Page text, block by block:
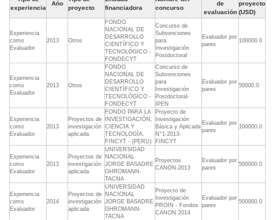
experiencia
Ańo
proyecto
financiadora
concurso
de
evaluación
proyecto
(USD)
Experiencia
como
Evaluador
2013 Otros
FONDO
NACIONAL DE
DESARROLLO
CIENTÍFICO Y
TECNOLÓGICO -
FONDECYT
Concurso de
Subvenciones
para
Investigación
Postdoctoral
Evaluador por
pares
100000.0
Experiencia
como
Evaluador
2013 Otros
FONDO
NACIONAL DE
DESARROLLO
CIENTÍFICO Y
TECNOLÓGICO -
FONDECYT
Concurso de
Subvenciones
para
Investigación
Postdoctoral-
IPEN
Evaluador por
pares
50000.0
Experiencia
como
Evaluador
2013
Proyectos de
investigación
aplicada
FONDO PARA LA
INVESTIGACIÓN,
CIENCIA Y
TECNOLOGÍA,
FINCYT - (PERU)
Proyecto de
Investigación
Básica y Aplicada
N°1-2013-
FINCYT
Evaluador por
pares
100000.0
Experiencia
como
Evaluador
2013
Proyectos de
investigación
aplicada
UNIVERSIDAD
NACIONAL
JORGE BASADRE
GHROMANN-
TACNA
Proyectos
CANON-2013
Evaluador por
pares
500000.0
Experiencia
como
Evaluador
2014
Proyectos de
investigación
aplicada
UNIVERSIDAD
NACIONAL
JORGE BASADRE
GHROMANN-
TACNA
Proyecto de
Investigación
PROIN - Fondos
CANON 2014
Evaluador por
pares
500000.0